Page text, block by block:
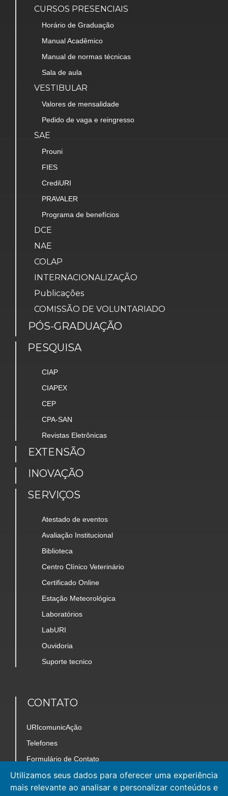
CURSOS PRESENCIAIS
Horário de Graduação
Manual Acadêmico
Manual de normas técnicas
Sala de aula
VESTIBULAR
Valores de mensalidade
Pedido de vaga e reingresso
SAE
Prouni
FIES
CrediURI
PRAVALER
Programa de benefícios
DCE
NAE
COLAP
INTERNACIONALIZAÇÃO
Publicações
COMISSÃO DE VOLUNTARIADO
PÓS-GRADUAÇÃO
PESQUISA
CIAP
CIAPEX
CEP
CPA-SAN
Revistas Eletrônicas
EXTENSÃO
INOVAÇÃO
SERVIÇOS
Atestado de eventos
Avaliação Institucional
Biblioteca
Centro Clínico Veterinário
Certificado Online
Estação Meteorológica
Laboratórios
LabURI
Ouvidoria
Suporte tecnico
CONTATO
URIcomunicAção
Telefones
Formulário de Contato
Trabalhe Conosco
Mapa do Câmpus
Utilizamos seus dados para oferecer uma experiência
mais relevante ao analisar e personalizar conteúdos e